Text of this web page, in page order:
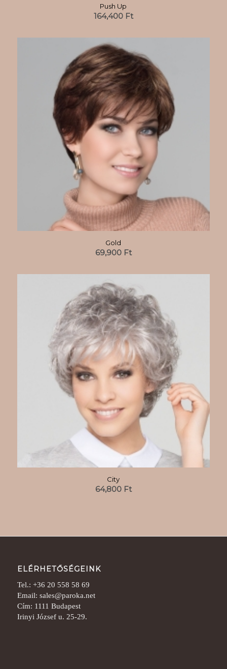
Push Up
164,400 Ft
Gold
69,900 Ft
City
64,800 Ft
ELÉRHETŐSÉGEINK
Tel.: +36 20 558 58 69
Email: sales@paroka.net
Cím: 1111 Budapest
Irinyi József u. 25-29.